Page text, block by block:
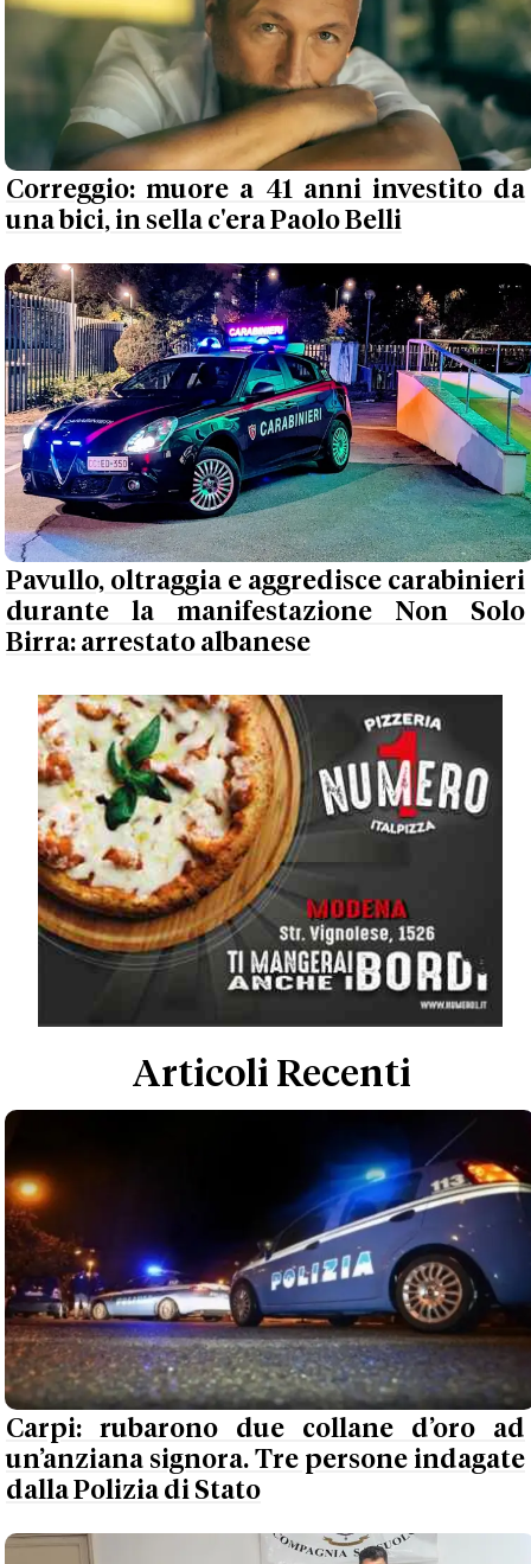
Correggio: muore a 41 anni investito da
una bici, in sella c'era Paolo Belli
Pavullo, oltraggia e aggredisce carabinieri
durante la manifestazione Non Solo
Birra: arrestato albanese
Articoli Recenti
Carpi: rubarono due collane d’oro ad
un’anziana signora. Tre persone indagate
dalla Polizia di Stato